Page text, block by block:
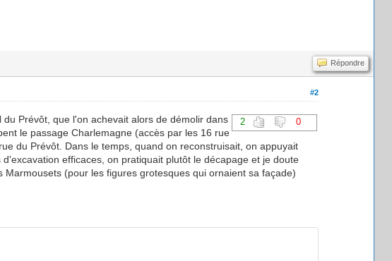
Répondre
#2
2 0
Prévôt, que l'on achevait alors de démolir dans
le passage Charlemagne (accès par les 16 rue
du Prévôt. Dans le temps, quand on reconstruisait, on appuyait
efficaces, on pratiquait plutôt le décapage et je doute
(pour les figures grotesques qui ornaient sa façade)